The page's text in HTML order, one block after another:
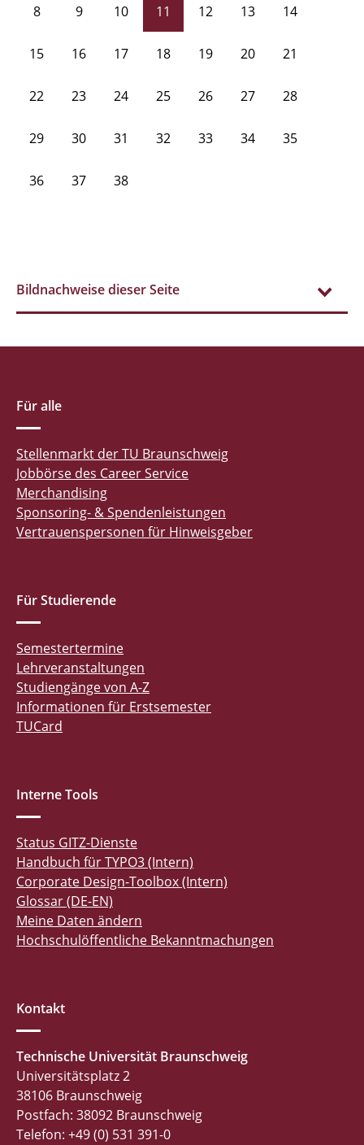
8 9 10 11 12 13 14
15 16 17 18 19 20 21
22 23 24 25 26 27 28
29 30 31 32 33 34 35
36 37 38
Bildnachweise dieser Seite
Für alle
Stellenmarkt der TU Braunschweig
Jobbörse des Career Service
Merchandising
Sponsoring- & Spendenleistungen
Vertrauenspersonen für Hinweisgeber
Für Studierende
Semestertermine
Lehrveranstaltungen
Studiengänge von A-Z
Informationen für Erstsemester
TUCard
Interne Tools
Status GITZ-Dienste
Handbuch für TYPO3 (Intern)
Corporate Design-Toolbox (Intern)
Glossar (DE-EN)
Meine Daten ändern
Hochschulöffentliche Bekanntmachungen
Kontakt
Technische Universität Braunschweig
Universitätsplatz 2
38106 Braunschweig
Postfach: 38092 Braunschweig
Telefon: +49 (0) 531 391-0